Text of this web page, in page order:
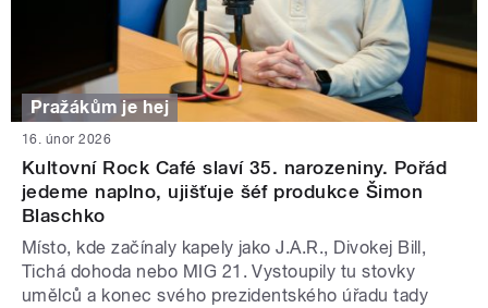
Pražákům je hej
16. únor 2026
Kultovní Rock Café slaví 35. narozeniny. Pořád
jedeme naplno, ujišťuje šéf produkce Šimon
Blaschko
Místo, kde začínaly kapely jako J.A.R., Divokej Bill,
Tichá dohoda nebo MIG 21. Vystoupily tu stovky
umělců a konec svého prezidentského úřadu tady